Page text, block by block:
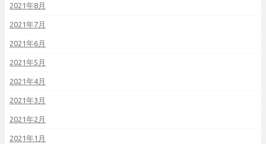
2021年8月
2021年7月
2021年6月
2021年5月
2021年4月
2021年3月
2021年2月
2021年1月